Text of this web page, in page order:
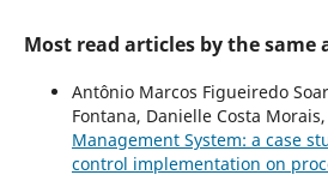
Most read articles by the same
Antônio Marcos Figueiredo
Fontana, Danielle Costa Morais,
Management System: a case
control implementation on